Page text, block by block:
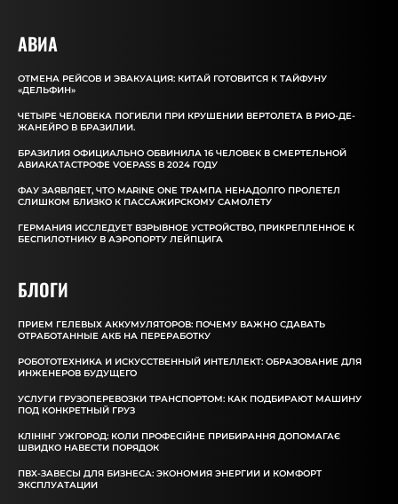
АВИА
ОТМЕНА РЕЙСОВ И ЭВАКУАЦИЯ: КИТАЙ ГОТОВИТСЯ К ТАЙФУНУ
«ДЕЛЬФИН»
ЧЕТЫРЕ ЧЕЛОВЕКА ПОГИБЛИ ПРИ КРУШЕНИИ ВЕРТОЛЕТА В РИО-ДЕ-
ЖАНЕЙРО В БРАЗИЛИИ.
БРАЗИЛИЯ ОФИЦИАЛЬНО ОБВИНИЛА 16 ЧЕЛОВЕК В СМЕРТЕЛЬНОЙ
АВИАКАТАСТРОФЕ VOEPASS В 2024 ГОДУ
ФАУ ЗАЯВЛЯЕТ, ЧТО MARINE ONE ТРАМПА НЕНАДОЛГО ПРОЛЕТЕЛ
СЛИШКОМ БЛИЗКО К ПАССАЖИРСКОМУ САМОЛЕТУ
ГЕРМАНИЯ ИССЛЕДУЕТ ВЗРЫВНОЕ УСТРОЙСТВО, ПРИКРЕПЛЕННОЕ К
БЕСПИЛОТНИКУ В АЭРОПОРТУ ЛЕЙПЦИГА
БЛОГИ
ПРИЕМ ГЕЛЕВЫХ АККУМУЛЯТОРОВ: ПОЧЕМУ ВАЖНО СДАВАТЬ
ОТРАБОТАННЫЕ АКБ НА ПЕРЕРАБОТКУ
РОБОТОТЕХНИКА И ИСКУССТВЕННЫЙ ИНТЕЛЛЕКТ: ОБРАЗОВАНИЕ ДЛЯ
ИНЖЕНЕРОВ БУДУЩЕГО
УСЛУГИ ГРУЗОПЕРЕВОЗКИ ТРАНСПОРТОМ: КАК ПОДБИРАЮТ МАШИНУ
ПОД КОНКРЕТНЫЙ ГРУЗ
КЛІНІНГ УЖГОРОД: КОЛИ ПРОФЕСІЙНЕ ПРИБИРАННЯ ДОПОМАГАЄ
ШВИДКО НАВЕСТИ ПОРЯДОК
ПВХ-ЗАВЕСЫ ДЛЯ БИЗНЕСА: ЭКОНОМИЯ ЭНЕРГИИ И КОМФОРТ
ЭКСПЛУАТАЦИИ